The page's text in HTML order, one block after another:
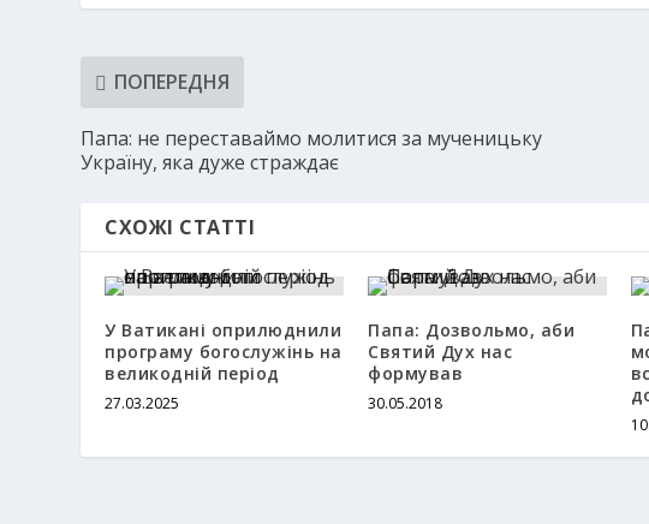
ПОПЕРЕДНЯ
Папа: не переставаймо молитися за мученицьку
Україну, яка дуже страждає
СХОЖІ СТАТТІ
У Ватикані оприлюднили
програму богослужінь на
великодній період
27.03.2025
Папа: Дозвольмо, аби
Святий Дух нас
формував
30.05.2018